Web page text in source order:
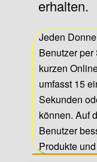
erhalten.
Jeden
Benutzer
kurzen
umfasst 15
Sekunden
können. Auf
Benutzer
Produkte